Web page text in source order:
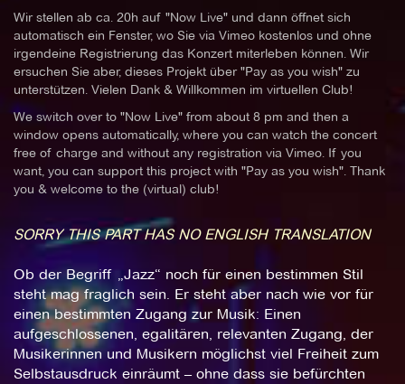
Wir stellen ab ca. 20h auf "Now Live" und dann öffnet sich
automatisch ein Fenster, wo Sie via Vimeo kostenlos und ohne
irgendeine Registrierung das Konzert miterleben können. Wir
ersuchen Sie aber, dieses Projekt über "Pay as you wish" zu
unterstützen. Vielen Dank & Willkommen im virtuellen Club!
We switch over to "Now Live" from about 8 pm and then a
window opens automatically, where you can watch the concert
free of charge and without any registration via Vimeo. If you
want, you can support this project with "Pay as you wish". Thank
you & welcome to the (virtual) club!
SORRY THIS PART HAS NO ENGLISH TRANSLATION
Ob der Begriff „Jazz“ noch für einen bestimmen Stil
steht mag fraglich sein. Er steht aber nach wie vor für
einen bestimmten Zugang zur Musik: Einen
aufgeschlossenen, egalitären, relevanten Zugang, der
Musikerinnen und Musikern möglichst viel Freiheit zum
Selbstausdruck einräumt – ohne dass sie befürchten